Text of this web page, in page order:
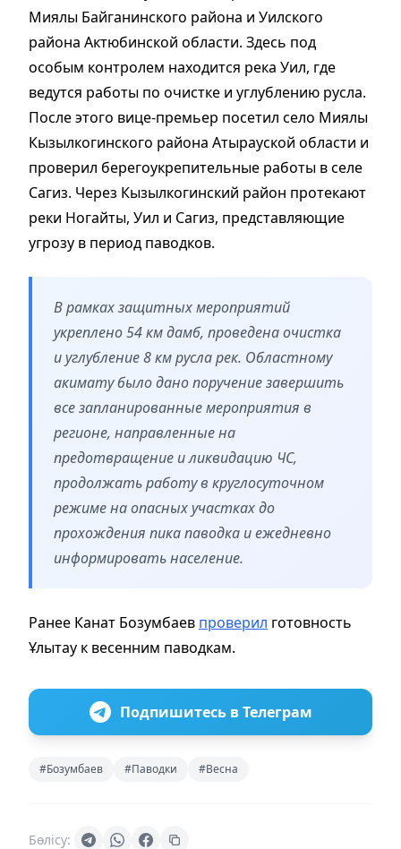
Миялы Байганинского района и Уилского
района Актюбинской области. Здесь под
особым контролем находится река Уил, где
ведутся работы по очистке и углублению русла.
После этого вице-премьер посетил село Миялы
Кызылкогинского района Атырауской области и
проверил берегоукрепительные работы в селе
Сагиз. Через Кызылкогинский район протекают
реки Ногайты, Уил и Сагиз, представляющие
угрозу в период паводков.
В рамках защитных мероприятий
укреплено 54 км дамб, проведена очистка
и углубление 8 км русла рек. Областному
акимату было дано поручение завершить
все запланированные мероприятия в
регионе, направленные на
предотвращение и ликвидацию ЧС,
продолжать работу в круглосуточном
режиме на опасных участках до
прохождения пика паводка и ежедневно
информировать население.
Ранее Канат Бозумбаев проверил готовность
Ұлытау к весенним паводкам.
Подпишитесь в Телеграм
#Бозумбаев #Паводки #Весна
Бөлісу: